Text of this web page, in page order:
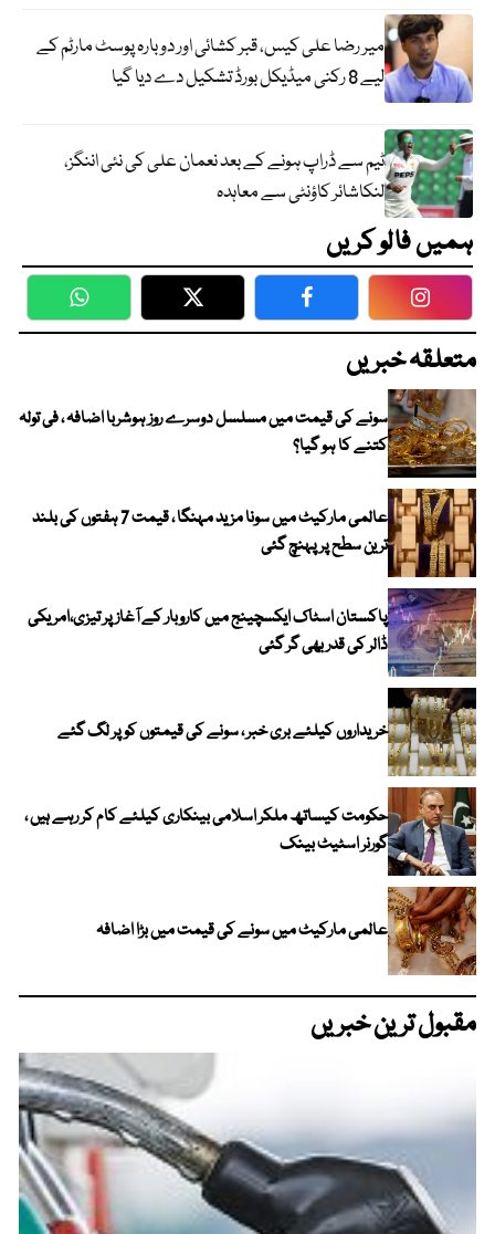
میر رضا علی کیس، قبر کشائی اور دوبارہ پوسٹ مارٹم کے
لیے 8 رکنی میڈیکل بورڈ تشکیل دے دیا گیا
ٹیم سے ڈراپ ہونے کے بعد نعمان علی کی نئی اننگز،
لنکاشائر کاؤنٹی سے معاہدہ
ہمیں فالو کریں
WhatsApp Twitter Facebook
متعلقہ خبریں
سونے کی قیمت میں مسلسل دوسرے روز ہوشربا اضافہ ، فی تولہ
کتنے کا ہو گیا؟
عالمی مارکیٹ میں سونا مزید مہنگا ، قیمت 7 ہفتوں کی بلند
ترین سطح پر پہنچ گئی
پاکستان اسٹاک ایکسچینج میں کاروبار کے آغاز پر تیزی،امریکی
ڈالر کی قدر بھی گر گئی
خریداروں کیلئے بری خبر ، سونے کی قیمتوں کو پر لگ گئے
حکومت کیساتھ ملکر اسلامی بینکاری کیلئے کام کر رہے ہیں ،
گورنر اسٹیٹ بینک
عالمی مارکیٹ میں سونے کی قیمت میں بڑا اضافہ
مقبول ترین خبریں